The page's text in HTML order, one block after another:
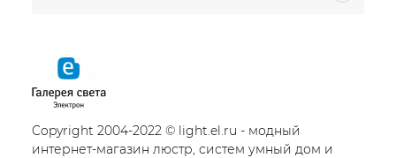
Copyright 2004-2022 © light.el.ru - модный
интернет-магазин люстр, систем умный дом и